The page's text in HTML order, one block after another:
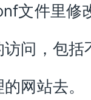
文件里修
问，包括
网站去。